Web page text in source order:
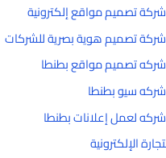
تصميم مواقع إلكترونية
تصميم هوية بصرية للشركات
تصميم مواقع بطنطا
سيو بطنطا
لعمل إعلانات بطنطا
الإلكترونية